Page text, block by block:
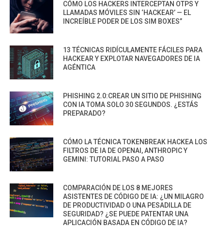
CÓMO LOS HACKERS INTERCEPTAN OTPS Y
LLAMADAS MÓVILES SIN ‘HACKEAR’ — EL
INCREÍBLE PODER DE LOS SIM BOXES”
13 TÉCNICAS RIDÍCULAMENTE FÁCILES PARA
HACKEAR Y EXPLOTAR NAVEGADORES DE IA
AGÉNTICA
PHISHING 2.0:CREAR UN SITIO DE PHISHING
CON IA TOMA SOLO 30 SEGUNDOS. ¿ESTÁS
PREPARADO?
CÓMO LA TÉCNICA TOKENBREAK HACKEA LOS
FILTROS DE IA DE OPENAI, ANTHROPIC Y
GEMINI: TUTORIAL PASO A PASO
COMPARACIÓN DE LOS 8 MEJORES
ASISTENTES DE CÓDIGO DE IA: ¿UN MILAGRO
DE PRODUCTIVIDAD O UNA PESADILLA DE
SEGURIDAD? ¿SE PUEDE PATENTAR UNA
APLICACIÓN BASADA EN CÓDIGO DE IA?